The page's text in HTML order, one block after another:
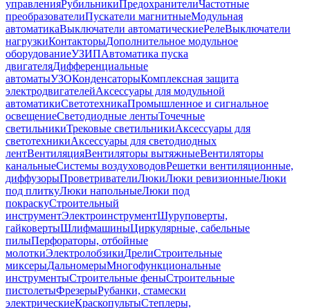
управленияРубильникиПредохранителиЧастотные
преобразователиПускатели магнитныеМодульная
автоматикаВыключатели автоматическиеРелеВыключатели
нагрузкиКонтакторыДополнительное модульное
оборудованиеУЗИПАвтоматика пуска
двигателяДифференциальные
автоматыУЗОКонденсаторыКомплексная защита
электродвигателейАксессуары для модульной
автоматикиСветотехникаПромышленное и сигнальное
освещениеСветодиодные лентыТочечные
светильникиТрековые светильникиАксессуары для
светотехникиАксессуары для светодиодных
лентВентиляцияВентиляторы вытяжныеВентиляторы
канальныеСистемы воздуховодовРешетки вентиляционные,
диффузорыПроветривателиЛюкиЛюки ревизионныеЛюки
под плиткуЛюки напольныеЛюки под
покраскуСтроительный
инструментЭлектроинструментШуруповерты,
гайковертыШлифмашиныЦиркулярные, сабельные
пилыПерфораторы, отбойные
молоткиЭлектролобзикиДрелиСтроительные
миксерыДальномерыМногофункциональные
инструментыСтроительные феныСтроительные
пистолетыФрезерыРубанки, стамески
электрическиеКраскопультыСтеплеры,